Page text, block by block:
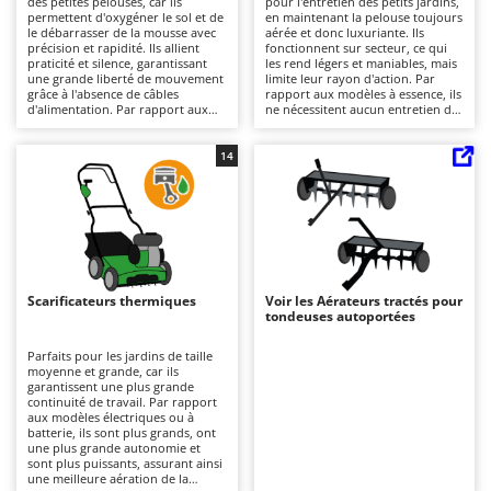
Autolaveuses
Autres produits
B
Balayeuses
Bancs de scie pour le bois - Scies à bûches
Barbecues
Bennes pour tracteur
Brosses pour sols extérieurs
Brouettes à moteur
Broyeurs à axe horizontal pour tracteur
Butteurs pour tracteur
C
Chargeurs de batterie - Démarreurs
Charrues pour tracteur
Ambrogio Robot
Annovi Reverberi
ANTHBOT
Archman
Ardes
Argo
Ariete
Artus
Attila
Ausonia
Awelco
B
Baesso
Bahco
permettent d'oxygéner le sol et de
le débarrasser de la mousse avec
précision et rapidité. Ils allient
praticité et silence, garantissant
une grande liberté de mouvement
grâce à l'absence de câbles
d'alimentation. Par rapport aux
la recharge et à la conservation de
la charge de la batterie. Après
chaque utilisation, il est
recommandé de nettoyer les
lames et de vider le bac de
ramassage.
en maintenant la pelouse toujours
aérée et donc luxuriante. Ils
fonctionnent sur secteur, ce qui
les rend légers et maniables, mais
limite leur rayon d'action. Par
rapport aux modèles à essence, ils
ne nécessitent aucun entretien du
nettoyer le rotor et de vider le bac
de ramassage pour maintenir leur
efficacité.
Scarificateurs thermiques
Parfaits pour les jardins de taille
moyenne et grande, car ils
garantissent une plus grande
continuité de travail. Par rapport
aux modèles électriques ou à
batterie, ils sont plus grands, ont
une plus grande autonomie et
sont plus puissants, assurant ainsi
une meilleure aération de la
14
Voir les Aérateurs tractés pour
tondeuses autoportées